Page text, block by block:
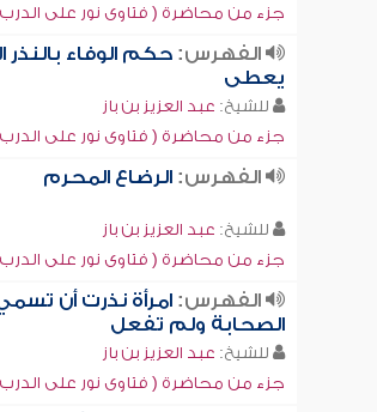
جزء من محاضرة ( فتاوى نور على الدرب
الفهرس:حكم الوفاء
يعطى
للشيخ: عبد العزيز بن باز
جزء من محاضرة ( فتاوى نور على الدرب
الفهرس:الرضاع المحرم
للشيخ: عبد العزيز بن باز
جزء من محاضرة ( فتاوى نور على الدرب
الفهرس:امرأة نذرت أن
الصحابة ولم تفعل
للشيخ: عبد العزيز بن باز
جزء من محاضرة ( فتاوى نور على الدرب